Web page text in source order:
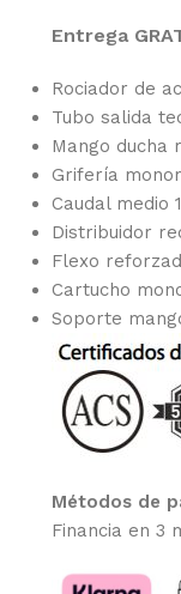
Entrega
Rociador de
Tubo salida
Mango ducha
Grifería
Caudal medio
Distribuidor
Flexo
Cartucho
Soporte
Métodos de
Financia en 3